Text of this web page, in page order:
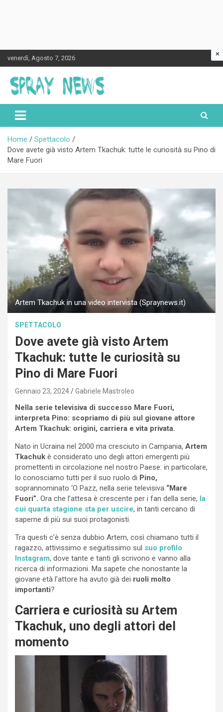
to
content
venerdì, Agosto 7, 2026
Spraynews.it
Home
Spettacolo
Dove avete già visto Artem Tkachuk: tutte le curiosità su Pino di
Mare Fuori
Artem Tkachuk in una video intervista (Spraynews.it)
SPETTACOLO
Dove avete già visto Artem
Tkachuk: tutte le curiosità su
Pino di Mare Fuori
Gennaio 23, 2024 Gabriele Mastroleo
Nella serie televisiva di successo Mare Fuori,
interpreta Pino: scopriamo di più sul giovane attore
Artem Tkachuk: origini, carriera e vita privata.
Nato in Ucraina nel 2000 ma cresciuto in Campania, Artem
Tkachuk è considerato uno degli attori emergenti più
promettenti in circolazione nel nostro Paese: in particolare,
lo conosciamo tutti per il suo ruolo di Pino,
soprannominato ‘O Pazz, nella serie televisiva “Mare
Fuori”. Ora che l’attesa è crescente per i fan della serie, la
cui quarta stagione sta per uscire, in tanti cercano di
saperne di più sui suoi protagonisti.
Tra questi c’è senza dubbio Artem, così chiamano tutti il
ragazzo, attivissimo e seguitissimo sul suo profilo
Instagram, dove tante e tanti gli scrivono e vanno alla
ricerca di informazioni. Ma sapete che nonostante la
giovane età l’attore ha avuto già dei ruoli molto
importanti?
Carriera e curiosità su Artem
Tkachuk, uno degli attori del
momento
×